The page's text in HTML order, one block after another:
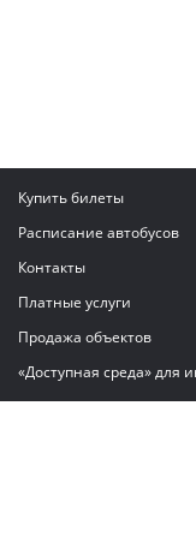
Купить билеты
Расписание автобусов
Контакты
Платные услуги
Продажа объектов
«Доступная среда» для